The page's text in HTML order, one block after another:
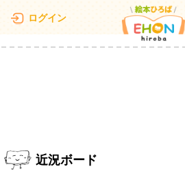
ログイン
近況ボード